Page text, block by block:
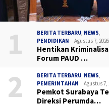
1 BERITA TERBARU NEWS
PENDIDIKAN
Agustus 7, 2026
Hentikan
Forum PAUD …
2 BERITA TERBARU NEWS
PEMERINTAHAN
Agustus 7,
Pemkot Surabaya
Direksi Perumda…